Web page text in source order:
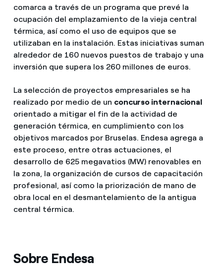
comarca a través de un programa que prevé la
ocupación del emplazamiento de la vieja central
térmica, así como el uso de equipos que se
utilizaban en la instalación. Estas iniciativas suman
alrededor de 160 nuevos puestos de trabajo y una
inversión que supera los 260 millones de euros.
La selección de proyectos empresariales se ha
realizado por medio de un concurso internacional
orientado a mitigar el fin de la actividad de
generación térmica, en cumplimiento con los
objetivos marcados por Bruselas. Endesa agrega a
este proceso, entre otras actuaciones, el
desarrollo de 625 megavatios (MW) renovables en
la zona, la organización de cursos de capacitación
profesional, así como la priorización de mano de
obra local en el desmantelamiento de la antigua
central térmica.
Sobre Endesa